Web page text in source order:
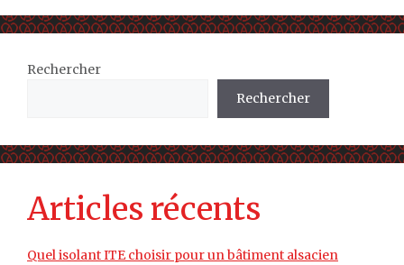
Rechercher
Rechercher
Articles récents
Quel isolant ITE choisir pour un bâtiment alsacien